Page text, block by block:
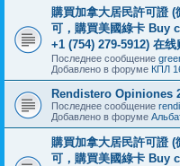
購買加拿大居民許可證
可，購買美國綠卡 Buy
+1 (754) 279-5912) 在
Последнее сообщение
Добавлено в форуме КПЛ
Rendistero Opiniones
Последнее сообщение
Добавлено в форуме
購買加拿大居民許可證
可，購買美國綠卡 Buy